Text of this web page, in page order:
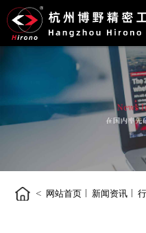
< 网站首页 新闻资讯